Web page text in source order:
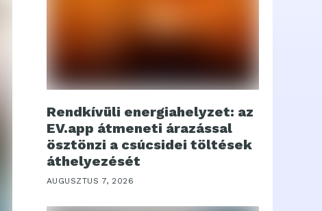
Rendkívüli energiahelyzet: az
EV.app átmeneti árazással
ösztönzi a csúcsidei töltések
áthelyezését
AUGUSZTUS 7, 2026